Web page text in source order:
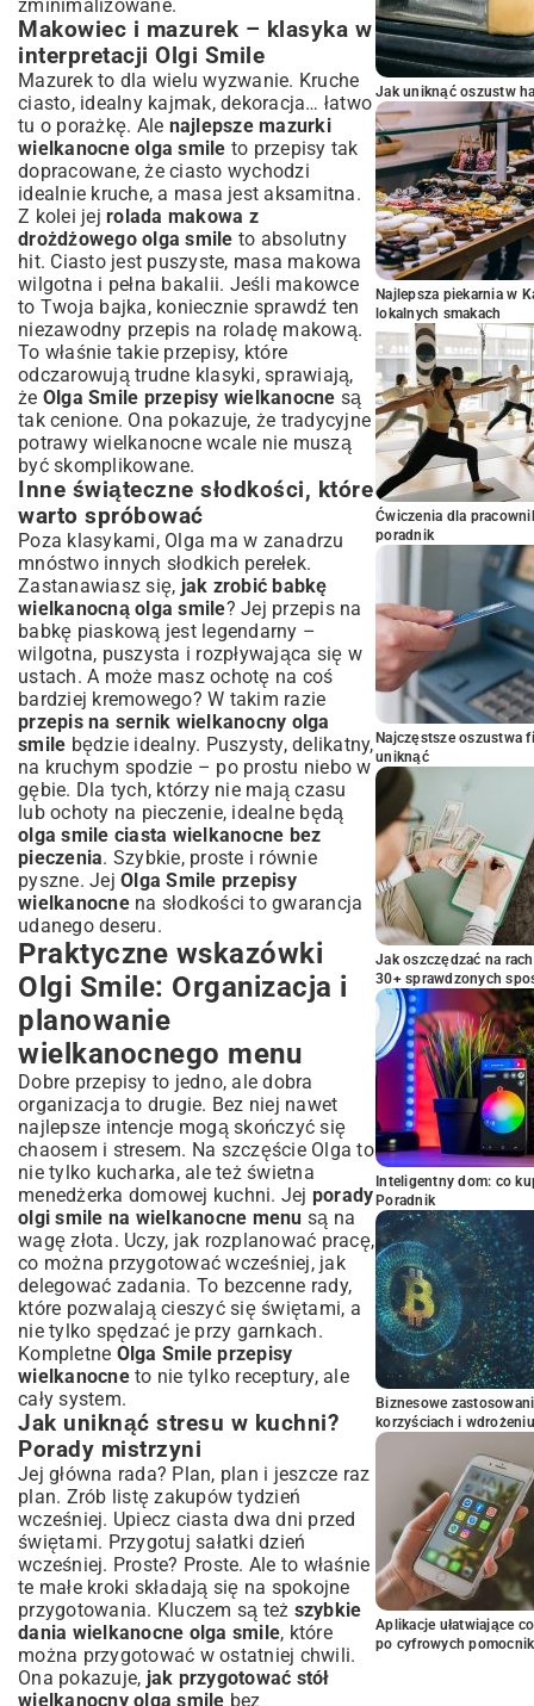
zminimalizowane.
Makowiec i mazurek – klasyka w
interpretacji Olgi Smile
Mazurek to dla wielu wyzwanie. Kruche
ciasto, idealny kajmak, dekoracja… łatwo
tu o porażkę. Ale najlepsze mazurki
wielkanocne olga smile to przepisy tak
dopracowane, że ciasto wychodzi
idealnie kruche, a masa jest aksamitna.
Z kolei jej rolada makowa z
drożdżowego olga smile to absolutny
hit. Ciasto jest puszyste, masa makowa
wilgotna i pełna bakalii. Jeśli makowce
to Twoja bajka, koniecznie sprawdź ten
niezawodny przepis na roladę makową.
To właśnie takie przepisy, które
odczarowują trudne klasyki, sprawiają,
że Olga Smile przepisy wielkanocne są
tak cenione. Ona pokazuje, że tradycyjne
potrawy wielkanocne wcale nie muszą
być skomplikowane.
Inne świąteczne słodkości, które
warto spróbować
Poza klasykami, Olga ma w zanadrzu
mnóstwo innych słodkich perełek.
Zastanawiasz się, jak zrobić babkę
wielkanocną olga smile? Jej przepis na
babkę piaskową jest legendarny –
wilgotna, puszysta i rozpływająca się w
ustach. A może masz ochotę na coś
bardziej kremowego? W takim razie
przepis na sernik wielkanocny olga
smile będzie idealny. Puszysty, delikatny,
na kruchym spodzie – po prostu niebo w
gębie. Dla tych, którzy nie mają czasu
lub ochoty na pieczenie, idealne będą
olga smile ciasta wielkanocne bez
pieczenia. Szybkie, proste i równie
pyszne. Jej Olga Smile przepisy
wielkanocnena słodkości to gwarancja
udanego deseru.
Praktyczne wskazówki
Olgi Smile: Organizacja i
planowanie
wielkanocnego menu
Dobre przepisy to jedno, ale dobra
organizacja to drugie. Bez niej nawet
najlepsze intencje mogą skończyć się
chaosem i stresem. Na szczęście Olga to
nie tylko kucharka, ale też świetna
menedżerka domowej kuchni. Jej porady
olgi smile na wielkanocne menu są na
wagę złota. Uczy, jak rozplanować pracę,
co można przygotować wcześniej, jak
delegować zadania. To bezcenne rady,
które pozwalają cieszyć się świętami, a
nie tylko spędzać je przy garnkach.
Kompletne Olga Smile przepisy
wielkanocneto nie tylko receptury, ale
cały system.
Jak uniknąć stresu w kuchni?
Porady mistrzyni
Jej główna rada? Plan, plan i jeszcze raz
plan. Zrób listę zakupów tydzień
wcześniej. Upiecz ciasta dwa dni przed
świętami. Przygotuj sałatki dzień
wcześniej. Proste? Proste. Ale to właśnie
te małe kroki składają się na spokojne
przygotowania. Kluczem są też szybkie
dania wielkanocne olga smile, które
można przygotować w ostatniej chwili.
Ona pokazuje, jak przygotować stół
wielkanocny olga smile bez
Jak uniknąć oszustw
Najlepsza piekarnia w
lokalnych smakach
Ćwiczenia dla
poradnik
Najczęstsze oszustwa
uniknąć
Jak oszczędzać na
30+ sprawdzonych
Inteligentny dom: co
Poradnik
Biznesowe
korzyściach i wdrożeniu
Aplikacje ułatwiające
po cyfrowych